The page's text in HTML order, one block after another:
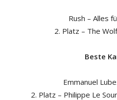
Rush – Alles
2. Platz – The
Beste
Emmanuel
2. Platz – Philippe Le